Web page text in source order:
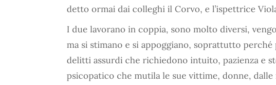
detto ormai dai colleghi il Corvo, e l’ispettrice
I due lavorano in coppia, sono molto diversi,
ma si stimano e si appoggiano, soprattutto
delitti assurdi che richiedono intuito, pazienza e
psicopatico che mutila le sue vittime, donne, dalle